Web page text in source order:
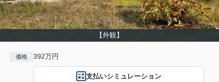
【外観】
価格 392万円
支払いシミュレーション